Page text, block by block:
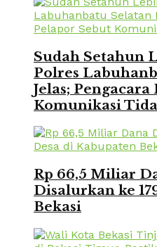
Sudah Setahun
Polres
Jelas;
Komunikasi
Rp 66,5 Miliar
Disalurkan ke
Bekasi